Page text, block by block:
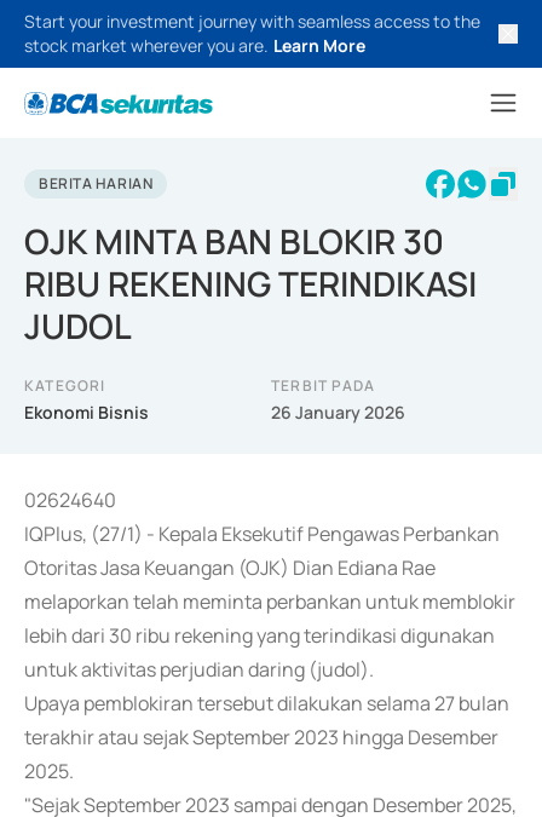
Start your investment journey with seamless access to the
stock market wherever you are. Learn More
BERITA HARIAN
OJK MINTA BAN BLOKIR 30
RIBU REKENING TERINDIKASI
JUDOL
KATEGORI
Ekonomi Bisnis
TERBIT PADA
26 January 2026
02624640
IQPlus, (27/1) - Kepala Eksekutif Pengawas Perbankan
Otoritas Jasa Keuangan (OJK) Dian Ediana Rae
melaporkan telah meminta perbankan untuk memblokir
lebih dari 30 ribu rekening yang terindikasi digunakan
untuk aktivitas perjudian daring (judol).
Upaya pemblokiran tersebut dilakukan selama 27 bulan
terakhir atau sejak September 2023 hingga Desember
2025.
"Sejak September 2023 sampai dengan Desember 2025,